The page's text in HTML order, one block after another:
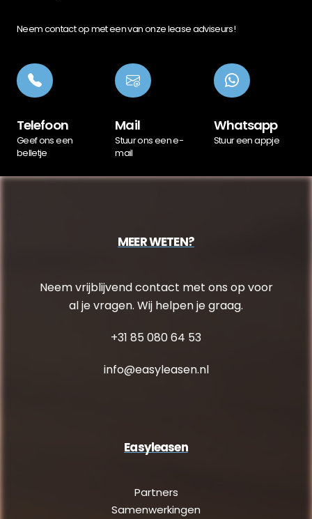
Neem contact op met een van onze lease adviseurs!
Telefoon
Geef ons een
belletje
Mail
Stuur ons een e-
mail
Whatsapp
Stuur een appje
MEER WETEN?
Neem vrijblijvend contact met ons op voor
al je vragen. Wij helpen je graag.
+31 85 080 64 53
info@easyleasen.nl
Easyleasen
Partners
Samenwerkingen